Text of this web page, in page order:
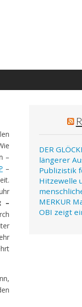
–
–
–
DER
längerer
Publizistik
Hitzewelle
MERKUR
OBI zeigt